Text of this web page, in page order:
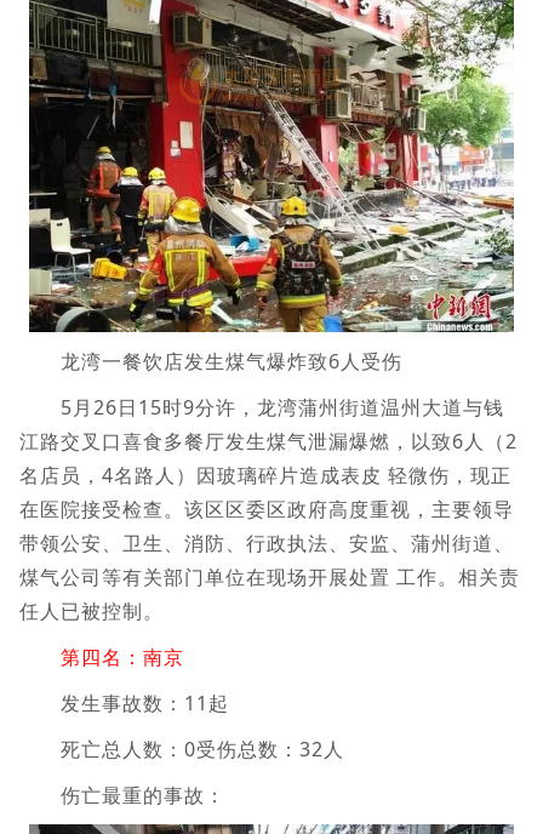
龙湾一餐饮店发生煤气爆炸致6人受伤
5月26日15时9分许，龙湾蒲州街道温州大道与钱
江路交叉口喜食多餐厅发生煤气泄漏爆燃，以致6人（2
名店员，4名路人）因玻璃碎片造成表皮 轻微伤，现正
在医院接受检查。该区区委区政府高度重视，主要领导
带领公安、卫生、消防、行政执法、安监、蒲州街道、
煤气公司等有关部门单位在现场开展处置 工作。相关责
任人已被控制。
第四名：南京
发生事故数：11起
死亡总人数：0受伤总数：32人
伤亡最重的事故：